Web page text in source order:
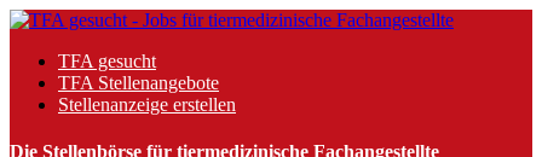
TFA gesucht
TFA Stellenangebote
Stellenanzeige erstellen
Die Stellenbörse für tiermedizinische Fachangestellte